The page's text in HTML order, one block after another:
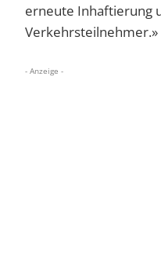
erneute Inhaftierung
Verkehrsteilnehmer.»
- Anzeige -